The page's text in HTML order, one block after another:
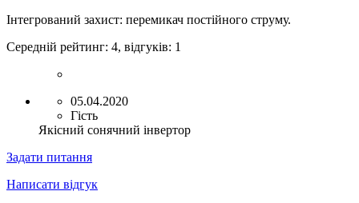
Інтегрований захист: перемикач постійного струму.
Середній рейтинг: 4, відгуків: 1
05.04.2020
Гість
Якісний сонячний інвертор
Задати питання
Написати відгук